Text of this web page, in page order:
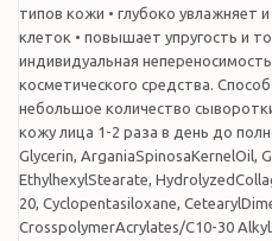
типов кожи • глубоко увлажняет
клеток • повышает упругость и
индивидуальная
косметического средства.
небольшое количество
кожу лица 1-2 раза в день до
Glycerin, ArganiaSpinosaKernelOil,
EthylhexylStearate,
20, Cyclopentasiloxane,
CrosspolymerAcrylates/C10-30